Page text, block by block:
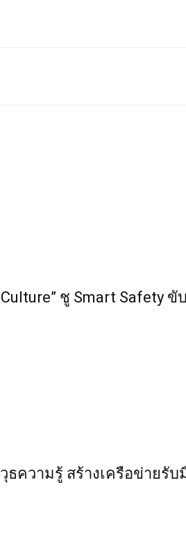
ชู Smart Safety ขับ
วุธความรู้ สร้างเครือข่ายรับ